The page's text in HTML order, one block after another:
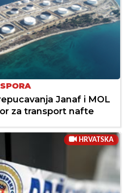
Janaf i MOL
za transport nafte
HRVATSKA